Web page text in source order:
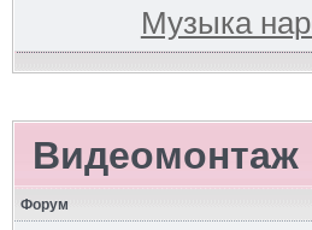
Музыка
Видеомонтаж
Форум